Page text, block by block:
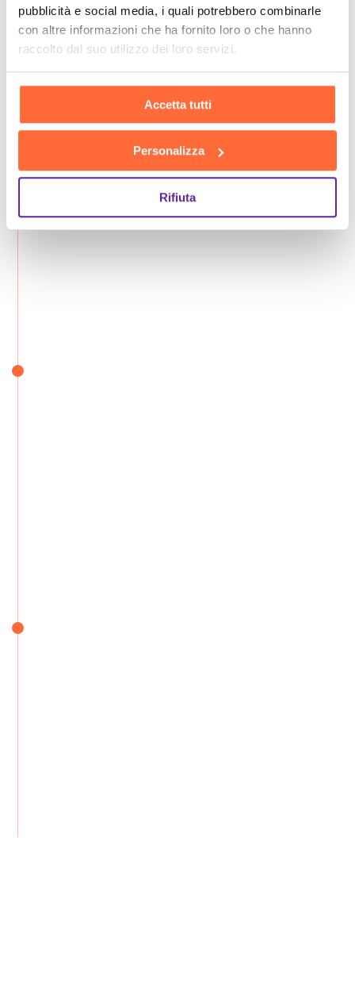
pubblicità e social media, i quali potrebbero combinarle
con altre informazioni che ha fornito loro o che hanno
raccolto dal suo utilizzo dei loro servizi.
Accetta tutti
Personalizza
Rifiuta